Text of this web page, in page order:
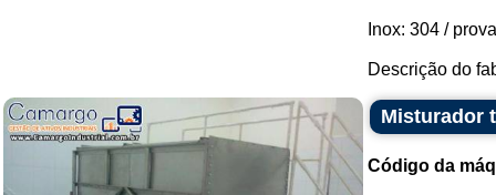
Inox: 304 /
Descrição do
Misturador
Código da